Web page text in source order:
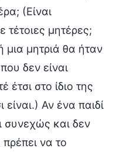
(Είναι
μητέρες;
μητριά θα ήταν
δεν είναι
στο ίδιο της
είναι.) Αν ένα παιδί
συνεχώς και δεν
να το